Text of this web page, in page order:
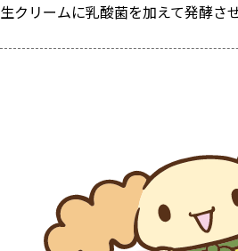
生クリームに乳酸菌を加えて発酵さ